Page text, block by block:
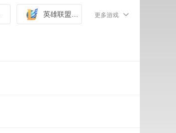
更多游戏